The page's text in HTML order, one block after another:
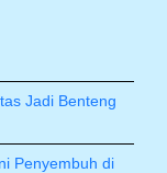
Jadi Benteng
Penyembuh di